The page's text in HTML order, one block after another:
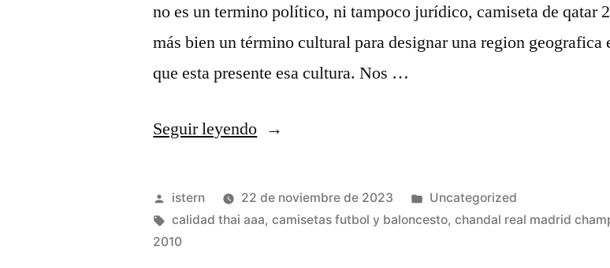
no es un termino político, ni tampoco jurídico, camiseta de qatar
más bien un término cultural para designar una region geografica
que esta presente esa cultura. Nos …
Seguir leyendo«camiseta
futbol
españa
Publicado
por
istern 22 de noviembre de 2023
Publicado
en
Uncategorized
Etiquetas:
calidad thai aaa,camisetas futbol y baloncesto,chandal real madrid
2010